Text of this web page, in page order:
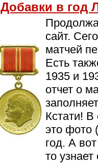
Добавки в год
сайт.
матчей
Есть
1935 и
отчет о
Кстати! В
это фото
год. А
то узнает